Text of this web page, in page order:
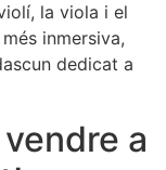
la viola i el
inmersiva,
dedicat a
a